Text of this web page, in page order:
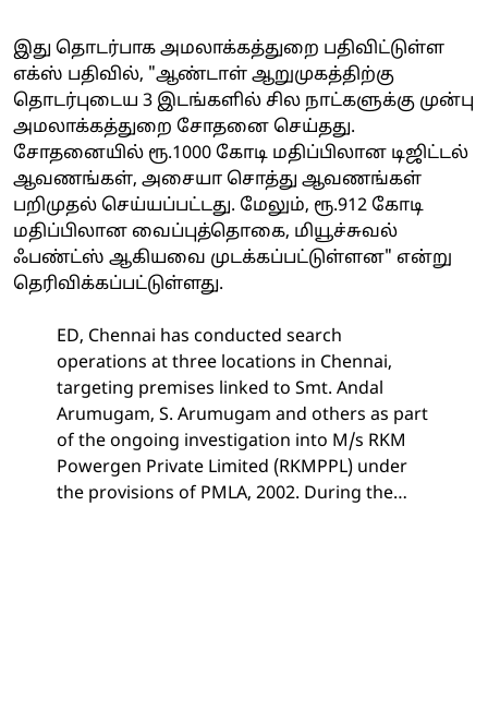
இது தொடர்பாக அமலாக்கத்துறை பதிவிட்டுள்ள
எக்ஸ் பதிவில், "ஆண்டாள் ஆறுமுகத்திற்கு
தொடர்புடைய 3 இடங்களில் சில நாட்களுக்கு முன்பு
அமலாக்கத்துறை சோதனை செய்தது.
சோதனையில் ரூ.1000 கோடி மதிப்பிலான டிஜிட்டல்
ஆவணங்கள், அசையா சொத்து ஆவணங்கள்
பறிமுதல் செய்யப்பட்டது. மேலும், ரூ.912 கோடி
மதிப்பிலான வைப்புத்தொகை, மியூச்சுவல்
ஃபண்ட்ஸ் ஆகியவை முடக்கப்பட்டுள்ளன" என்று
தெரிவிக்கப்பட்டுள்ளது.
ED, Chennai has conducted search
operations at three locations in Chennai,
targeting premises linked to Smt. Andal
Arumugam, S. Arumugam and others as part
of the ongoing investigation into M/s RKM
Powergen Private Limited (RKMPPL) under
the provisions of PMLA, 2002. During the…